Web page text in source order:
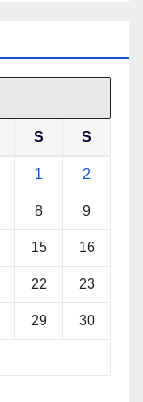
S S
1 2
8 9
15 16
22 23
29 30